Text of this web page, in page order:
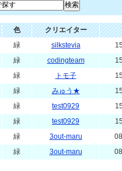
色
クリエイター
緑 silkstevia
緑 codingteam
緑 トモ子
緑 みゅう★
緑 test0929
緑 test0929
緑 3out-maru
緑 3out-maru